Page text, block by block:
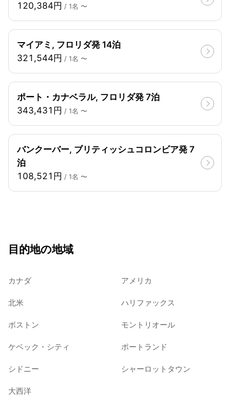
120,384円 / 1名 〜
マイアミ, フロリダ発 14泊
321,544円 / 1名 〜
ポート・カナベラル, フロリダ発 7泊
343,431円 / 1名 〜
バンクーバー, ブリティッシュコロンビア発 7
泊
108,521円 / 1名 〜
目的地の地域
カナダ アメリカ
北米 ハリファックス
ボストン モントリオール
ケベック・シティ ポートランド
シドニー シャーロットタウン
大西洋